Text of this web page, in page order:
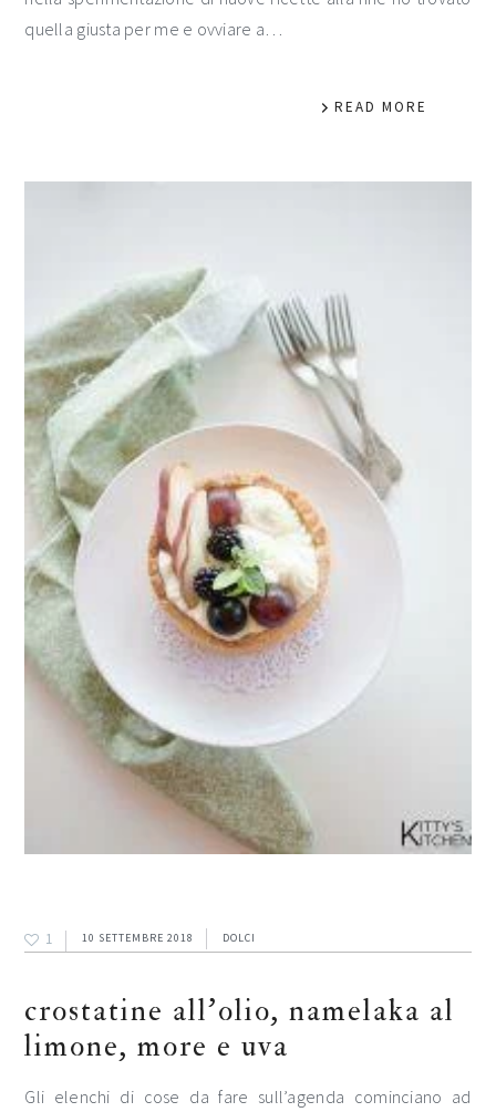
quella giusta per me e ovviare a…
READ MORE
1 10 SETTEMBRE 2018 DOLCI
crostatine all’olio, namelaka al
limone, more e uva
Gli elenchi di cose da fare sull’agenda cominciano ad